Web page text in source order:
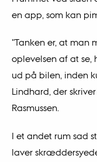
en app, som kan
"Tanken er, at man
oplevelsen af at se,
ud på bilen, inden
Lindhard, der
Rasmussen.
I et andet rum sad
laver